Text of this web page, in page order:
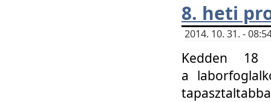
8. heti
2014. 10. 31. -
Kedden 18
a